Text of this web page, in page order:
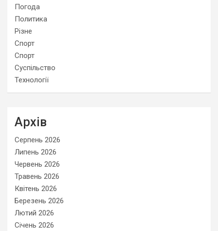
Погода
Политика
Різне
Спорт
Спорт
Суспільство
Технології
Архів
Серпень 2026
Липень 2026
Червень 2026
Травень 2026
Квітень 2026
Березень 2026
Лютий 2026
Січень 2026